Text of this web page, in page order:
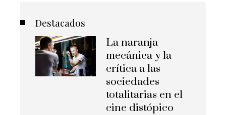
Destacados
La naranja
mecánica y la
crítica a las
sociedades
totalitarias en el
cine distópico